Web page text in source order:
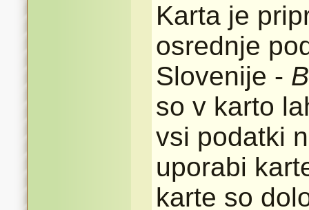
Karta je
osrednje
Slovenije -
so v karto
vsi podatki
uporabi
karte so